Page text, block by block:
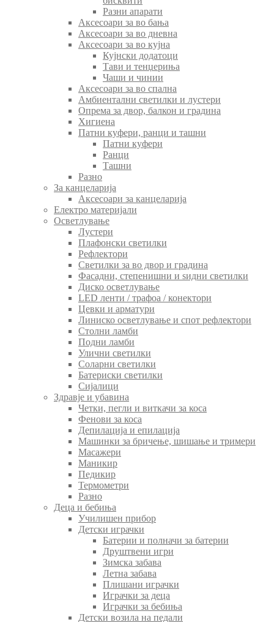
Разни апарати
Аксесоари за во бања
Аксесоари за во дневна
Аксесоари за во кујна
Кујнски додатоци
Тави и тенџериња
Чаши и чинии
Аксесоари за во спална
Амбиентални светилки и лустери
Опрема за двор, балкон и градина
Хигиена
Патни куфери, ранци и ташни
Патни куфери
Ранци
Ташни
Разно
За канцеларија
Аксесоари за канцеларија
Електро материјали
Осветлување
Лустери
Плафонски светилки
Рефлектори
Светилки за во двор и градина
Фасадни, степенишни и ѕидни светилки
Диско осветлување
LED ленти / трафоа / конектори
Цевки и арматури
Линиско осветлување и спот рефлектори
Столни ламби
Подни ламби
Улични светилки
Соларни светилки
Батериски светилки
Сијалици
Здравје и убавина
Четки, пегли и виткачи за коса
Фенови за коса
Депилација и епилација
Машинки за бричење, шишање и тримери
Масажери
Маникир
Педикир
Термометри
Разно
Деца и бебиња
Училишен прибор
Детски играчки
Батерии и полначи за батерии
Друштвени игри
Зимска забава
Летна забава
Плишани играчки
Играчки за деца
Играчки за бебиња
Детски возила на педали